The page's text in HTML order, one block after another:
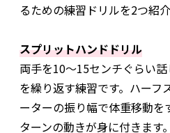
るための練習ドリルを2つ紹
スプリットハンドドリル
両手を10～15センチぐらい
を繰り返す練習です。ハーフ
ーターの振り幅で体重移動を
ターンの動きが身に付きます